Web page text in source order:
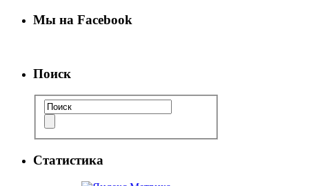
Мы на Facebook
Поиск
Статистика